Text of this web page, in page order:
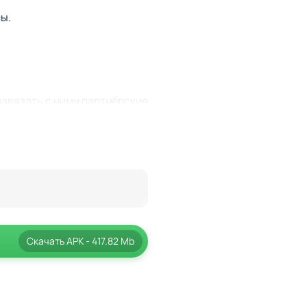
с ними партнёрские
редким ресурсам или
поселения, но и его
инфраструктуры. В
конструкции, такие
только на эффективности
СкачатьAPK- 417.82 Mb